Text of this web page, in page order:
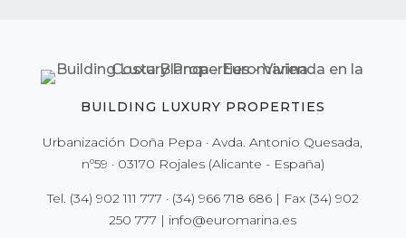
BUILDING LUXURY PROPERTIES
Urbanización Doña Pepa · Avda. Antonio Quesada,
nº59 · 03170 Rojales (Alicante - España)
Tel. (34) 902 111 777 · (34) 966 718 686| Fax (34) 902
250 777 | info@euromarina.es